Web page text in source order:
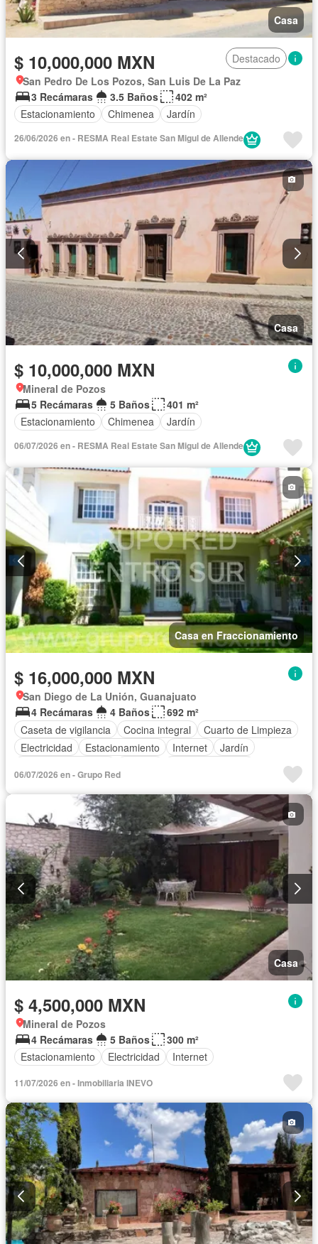
Casa
$ 10,000,000 MXN
Destacado
San Pedro De Los Pozos, San Luis De La Paz
3 Recámaras
3.5 Baños
402 m²
Estacionamiento
Chimenea Jardín
26/06/2026 en - RESMA Real Estate San Migul de Allende
Casa
$ 10,000,000 MXN
Mineral de Pozos
5 Recámaras
5 Baños
401 m²
Estacionamiento
Chimenea Jardín
06/07/2026 en - RESMA Real Estate San Migul de Allende
Casa en Fraccionamiento
$ 16,000,000 MXN
San Diego de La Unión, Guanajuato
4 Recámaras
4 Baños
692 m²
Caseta de vigilancia
Cocina integral
Cuarto de Limpieza
Electricidad
Estacionamiento Internet
Jardín
Zonas verdes
Sin amueblar
06/07/2026 en - Grupo Red
Casa
$ 4,500,000 MXN
Mineral de Pozos
4 Recámaras
5 Baños
300 m²
Estacionamiento
Electricidad Internet
11/07/2026 en - Inmobiliaria INEVO